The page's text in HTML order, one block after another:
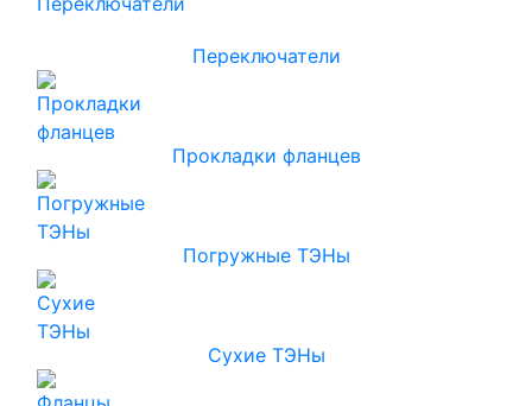
Переключатели
Прокладки фланцев
Погружные ТЭНы
Сухие ТЭНы